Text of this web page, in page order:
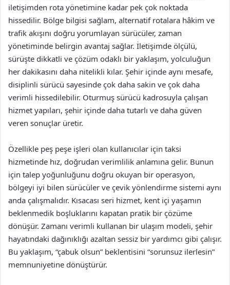
iletişimden rota yönetimine kadar pek çok noktada
hissedilir. Bölge bilgisi sağlam, alternatif rotalara hâkim ve
trafik akışını doğru yorumlayan sürücüler, zaman
yönetiminde belirgin avantaj sağlar. İletişimde ölçülü,
sürüşte dikkatli ve çözüm odaklı bir yaklaşım, yolculuğun
her dakikasını daha nitelikli kılar. Şehir içinde aynı mesafe,
disiplinli sürücü sayesinde çok daha sakin ve çok daha
verimli hissedilebilir. Oturmuş sürücü kadrosuyla çalışan
hizmet yapıları, şehir içinde daha tutarlı ve daha güven
veren sonuçlar üretir.
Özellikle peş peşe işleri olan kullanıcılar için taksi
hizmetinde hız, doğrudan verimlilik anlamına gelir. Bunun
için talep yoğunluğunu doğru okuyan bir operasyon,
bölgeyi iyi bilen sürücüler ve çevik yönlendirme sistemi aynı
anda çalışmalıdır. Kısacası seri hizmet, kent içi yaşamın
beklenmedik boşluklarını kapatan pratik bir çözüme
dönüşür. Zamanı verimli kullanan bir ulaşım modeli, şehir
hayatındaki dağınıklığı azaltan sessiz bir yardımcı gibi çalışır.
Bu yaklaşım, “çabuk olsun” beklentisini “sorunsuz ilerlesin”
memnuniyetine dönüştürür.